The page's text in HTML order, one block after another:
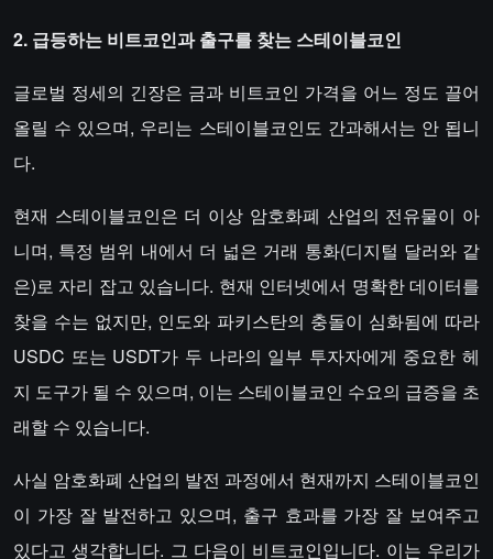
2. 급등하는 비트코인과 출구를 찾는 스테이블코인
글로벌 정세의 긴장은 금과 비트코인 가격을 어느 정도 끌어
올릴 수 있으며, 우리는 스테이블코인도 간과해서는 안 됩니
다.
현재 스테이블코인은 더 이상 암호화폐 산업의 전유물이 아
니며, 특정 범위 내에서 더 넓은 거래 통화(디지털 달러와 같
은)로 자리 잡고 있습니다. 현재 인터넷에서 명확한 데이터를
찾을 수는 없지만, 인도와 파키스탄의 충돌이 심화됨에 따라
USDC 또는 USDT가 두 나라의 일부 투자자에게 중요한 헤
지 도구가 될 수 있으며, 이는 스테이블코인 수요의 급증을 초
래할 수 있습니다.
사실 암호화폐 산업의 발전 과정에서 현재까지 스테이블코인
이 가장 잘 발전하고 있으며, 출구 효과를 가장 잘 보여주고
있다고 생각합니다. 그 다음이 비트코인입니다. 이는 우리가